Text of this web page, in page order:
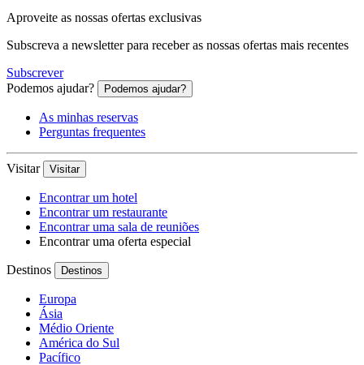
Aproveite as nossas ofertas exclusivas
Subscreva a newsletter para receber as nossas ofertas mais recentes
Subscrever
Podemos ajudar?
Podemos ajudar?
As minhas reservas
Perguntas frequentes
Visitar Visitar
Encontrar um hotel
Encontrar um restaurante
Encontrar uma sala de reuniões
Encontrar uma oferta especial
Destinos Destinos
Europa
Ásia
Médio Oriente
América do Sul
Pacífico